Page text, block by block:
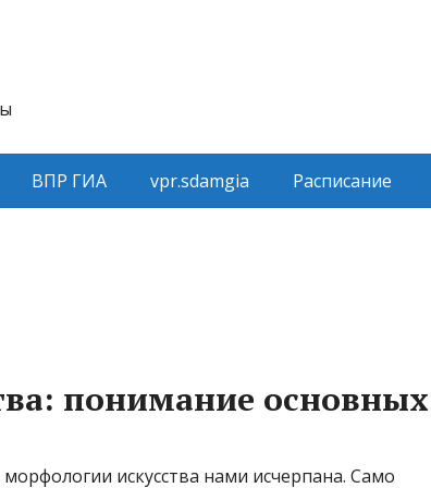
ВПР ГИА vpr.sdamgia Расписание
понимание основных
искусства нами исчерпана. Само